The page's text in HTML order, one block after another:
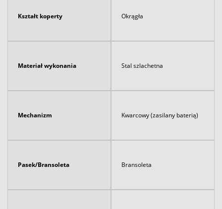
Kształt koperty Okrągła
Materiał wykonania Stal szlachetna
Mechanizm Kwarcowy (zasilany baterią)
Pasek/Bransoleta Bransoleta